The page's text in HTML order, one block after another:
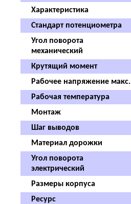
Характеристика
Стандарт потенциометра
Угол поворота
механический
Крутящий момент
Рабочее напряжение макс.
Рабочая температура
Монтаж
Шаг выводов
Материал дорожки
Угол поворота
электрический
Размеры корпуса
Ресурс